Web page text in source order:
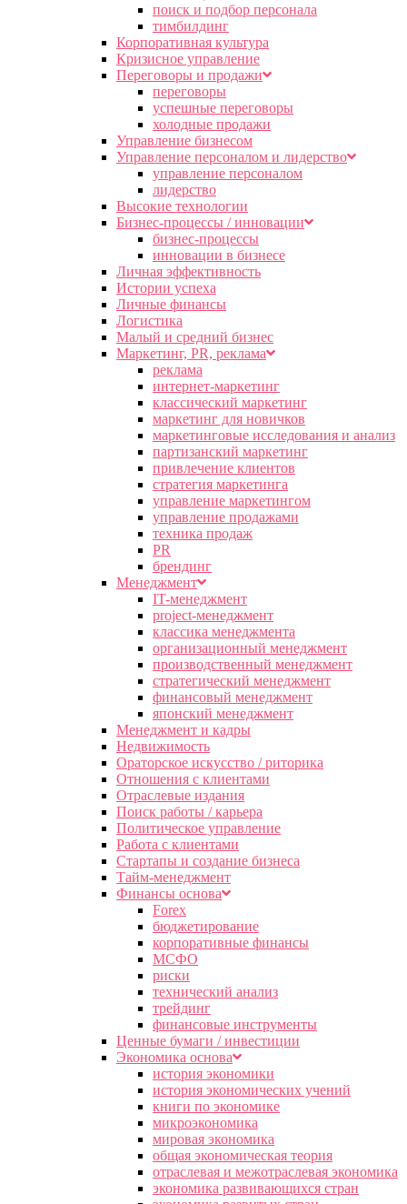
поиск и подбор персонала
тимбилдинг
Корпоративная культура
Кризисное управление
Переговоры и продажи
переговоры
успешные переговоры
холодные продажи
Управление бизнесом
Управление персоналом и лидерство
управление персоналом
лидерство
Высокие технологии
Бизнес-процессы / инновации
бизнес-процессы
инновации в бизнесе
Личная эффективность
Истории успеха
Личные финансы
Логистика
Малый и средний бизнес
Маркетинг, PR, реклама
реклама
интернет-маркетинг
классический маркетинг
маркетинг для новичков
маркетинговые исследования и анализ
партизанский маркетинг
привлечение клиентов
стратегия маркетинга
управление маркетингом
управление продажами
техника продаж
PR
брендинг
Менеджмент
IT-менеджмент
project-менеджмент
классика менеджмента
организационный менеджмент
производственный менеджмент
стратегический менеджмент
финансовый менеджмент
японский менеджмент
Менеджмент и кадры
Недвижимость
Ораторское искусство / риторика
Отношения с клиентами
Отраслевые издания
Поиск работы / карьера
Политическое управление
Работа с клиентами
Стартапы и создание бизнеса
Тайм-менеджмент
Финансы основа
Forex
бюджетирование
корпоративные финансы
МСФО
риски
технический анализ
трейдинг
финансовые инструменты
Ценные бумаги / инвестиции
Экономика основа
история экономики
история экономических учений
книги по экономике
микроэкономика
мировая экономика
общая экономическая теория
отраслевая и межотраслевая экономика
экономика развивающихся стран